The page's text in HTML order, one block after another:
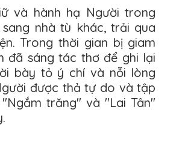
và hành hạ Người trong
nhà tù khác, trải qua
Trong thời gian bị giam
đã sáng tác thơ để ghi lại
bày tỏ ý chí và nỗi lòng
được thả tự do và tập
trăng" và "Lai Tân"